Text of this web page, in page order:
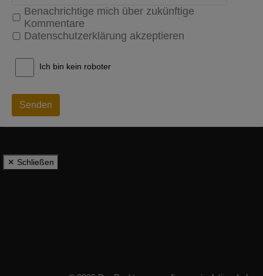
Benachrichtige mich über zukünftige
Kommentare
Datenschutzerklärung akzeptieren
Ich bin kein roboter
Senden
✕ Schließen